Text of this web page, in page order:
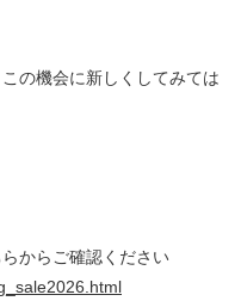
の機会に新しくしてみては
からご確認ください